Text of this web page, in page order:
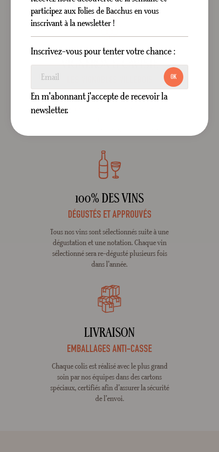
VIGNERON & CAVISTE
En tant que vigneron, notre objectif est de
mettre en avant le savoir-faire Français et la
100% DES VINS
DÉGUSTÉS ET APPROUVÉS
Tous nos vins sont sélectionnés suite à une
dégustation et une notation. Chaque vin
sélectionné sera re-dégusté plusieurs fois
dans l'année.
LIVRAISON
EMBALLAGES ANTI-CASSE
Chaque colis est réalisé avec le plus grand
soin par nos équipes dans des cartons
spéciaux, certifiés afin d’assurer la sécurité
de l’envoi.
participez aux Folies de Bacchus en vous
inscrivant à la newsletter !
Inscrivez-vous pour tenter votre chance :
OK
En m'abonnant j'accepte de recevoir la
newsletter.